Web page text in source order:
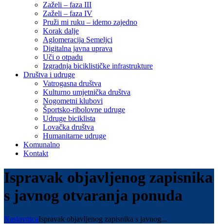
Zaželi – faza III
Zaželi – faza IV
Pruži mi ruku – idemo zajedno
Korak dalje
Aglomeracija Semeljci
Digitalna javna uprava
Uči o otpadu
Izgradnja biciklističke infrastrukture
Društva i udruge
Vatrogasna društva
Kulturno umjetnička društva
Nogometni klubovi
Športsko-ribolovne udruge
Udruge biciklista
Lovačka društva
Humanitarne udruge
Komunalno
Kontakt
Ispravak objavljenog zapisnika
s javnog otvaranja ponuda
NaslovnicaIspravak objavljenog zapisnika s javnog...